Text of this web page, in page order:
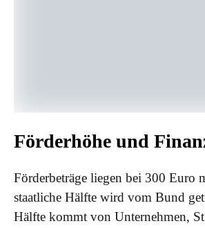
Förderhöhe und
Förderbeträge liegen bei 300 Euro
staatliche Hälfte wird vom Bund
Hälfte kommt von Unternehmen,